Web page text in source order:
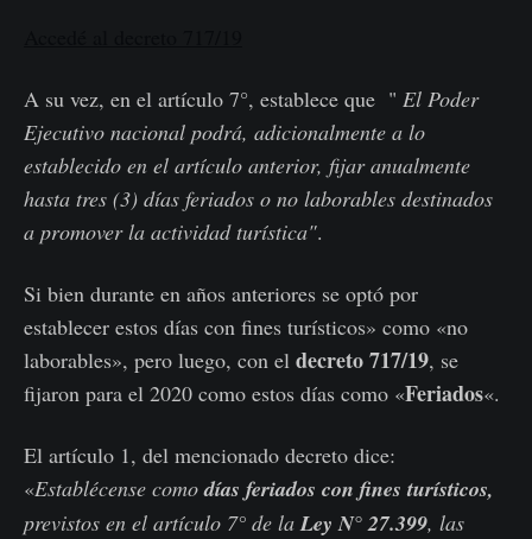
A su vez, en el artículo 7°, establece que " El Poder
Ejecutivo nacional podrá, adicionalmente a lo
establecido en el artículo anterior, fijar anualmente
hasta tres (3) días feriados o no laborables destinados
a promover la actividad turística".
Si bien durante en años anteriores se optó por
establecer estos días con fines turísticos» como «no
laborables», pero luego, con el decreto 717/19, se
fijaron para el 2020 como estos días como «Feriados«.
El artículo 1, del mencionado decreto dice:
«Establécense comodías feriados con fines turísticos,
previstos en el artículo 7° de laLey N° 27.399, las